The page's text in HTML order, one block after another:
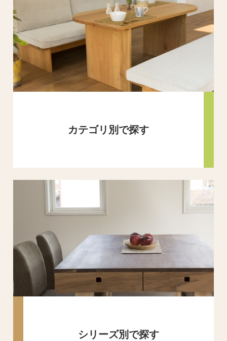
カテゴリ別で探す
シリーズ別で探す